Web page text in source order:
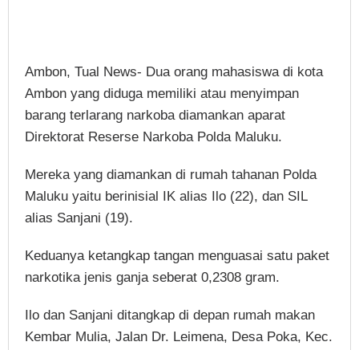
Ambon, Tual News- Dua orang mahasiswa di kota
Ambon yang diduga memiliki atau menyimpan
barang terlarang narkoba diamankan aparat
Direktorat Reserse Narkoba Polda Maluku.
Mereka yang diamankan di rumah tahanan Polda
Maluku yaitu berinisial IK alias Ilo (22), dan SIL
alias Sanjani (19).
Keduanya ketangkap tangan menguasai satu paket
narkotika jenis ganja seberat 0,2308 gram.
Ilo dan Sanjani ditangkap di depan rumah makan
Kembar Mulia, Jalan Dr. Leimena, Desa Poka, Kec.